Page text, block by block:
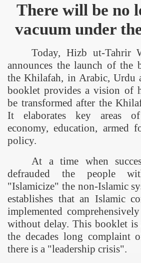
There will be no
vacuum under
Today, Hizb ut-Tahrir
announces the launch of the
the Khilafah, in Arabic, Urdu
booklet provides a vision of
be transformed after the
It elaborates key areas
economy, education, armed
policy.
At a time when
defrauded the people
"Islamicize" the non-Islamic
establishes that an Islamic
implemented
without delay. This booklet is
the decades long complaint
there is a "leadership crisis".